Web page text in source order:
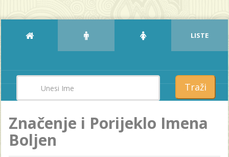
LISTE
Traži
Značenje i Porijeklo Imena
Boljen